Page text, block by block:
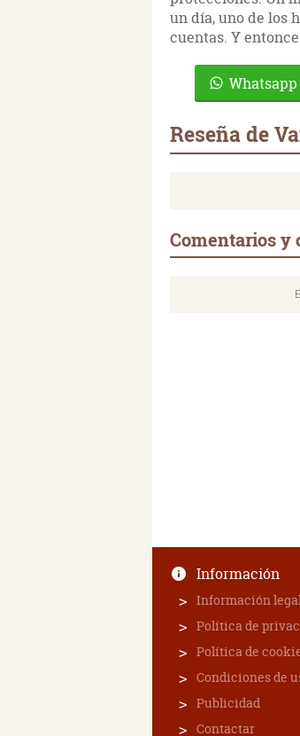
un día, uno de los
cuentas. Y
Whatsapp
Reseña de
Comentarios y
Información
Información
Política de
Política de
Condiciones de
Publicidad
Contactar